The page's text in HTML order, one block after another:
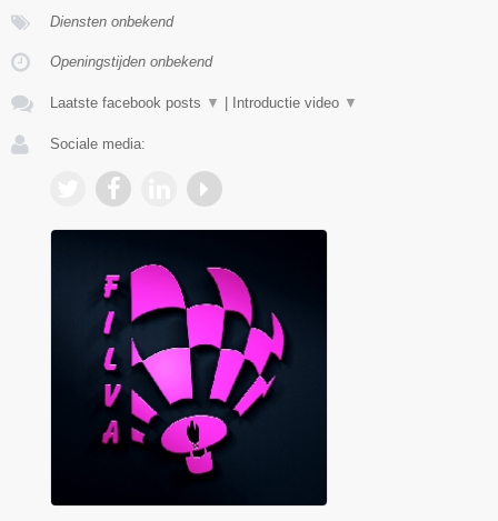
Diensten onbekend
Openingstijden onbekend
Laatste facebook posts ▼ | Introductie video ▼
Sociale media: